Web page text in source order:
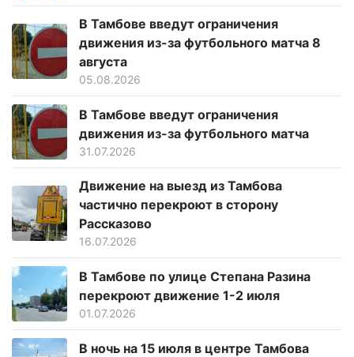
В Тамбове введут ограничения
движения из-за футбольного матча 8
августа
05.08.2026
В Тамбове введут ограничения
движения из-за футбольного матча
31.07.2026
Движение на выезд из Тамбова
частично перекроют в сторону
Рассказово
16.07.2026
В Тамбове по улице Степана Разина
перекроют движение 1-2 июля
01.07.2026
В ночь на 15 июля в центре Тамбова